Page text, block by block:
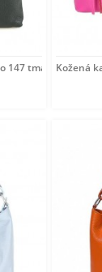
147 tmavozelená
Kožená